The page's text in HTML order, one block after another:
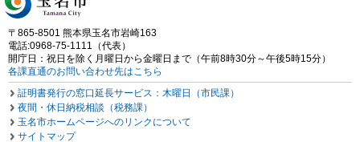
〒865-8501 熊本県玉名市岩崎163
電話:0968-75-1111（代表）
開庁日：祝日を除く月曜日から金曜日まで（午前8時30分～午後5時15分）
各課直通のお問い合わせ先はこちら
証明書発行の窓口延長サービス：木曜日（市民課）
夜間・休日納税相談（税務課）
玉名市ホームページへのリンクについて
サイトマップ